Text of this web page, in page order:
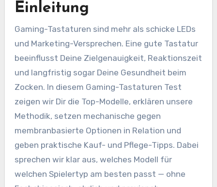
Einleitung
Gaming-Tastaturen sind mehr als schicke LEDs
und Marketing-Versprechen. Eine gute Tastatur
beeinflusst Deine Zielgenauigkeit, Reaktionszeit
und langfristig sogar Deine Gesundheit beim
Zocken. In diesem Gaming-Tastaturen Test
zeigen wir Dir die Top-Modelle, erklären unsere
Methodik, setzen mechanische gegen
membranbasierte Optionen in Relation und
geben praktische Kauf- und Pflege-Tipps. Dabei
sprechen wir klar aus, welches Modell für
welchen Spielertyp am besten passt — ohne